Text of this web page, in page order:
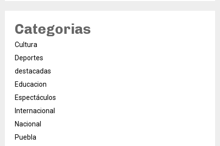
Categorias
Cultura
Deportes
destacadas
Educacion
Espectáculos
Internacional
Nacional
Puebla